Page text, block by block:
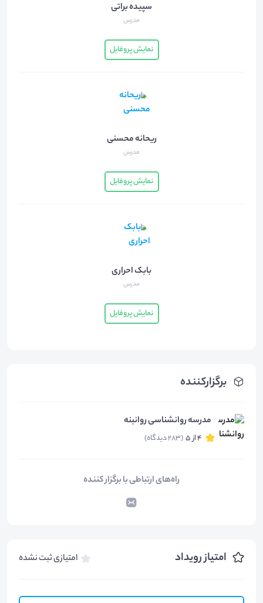
برگزارکننده
مدرسه روانشناسی روانبنه
4 از 5 (283 دیدگاه)
راه‌های ارتباطی با برگزار کننده
امتیاز رویداد امتیازی ثبت نشده
سپیده براتی
مدرس
نمایش پروفایل
ریحانه محسنی
مدرس
نمایش پروفایل
بابک احراری
مدرس
نمایش پروفایل